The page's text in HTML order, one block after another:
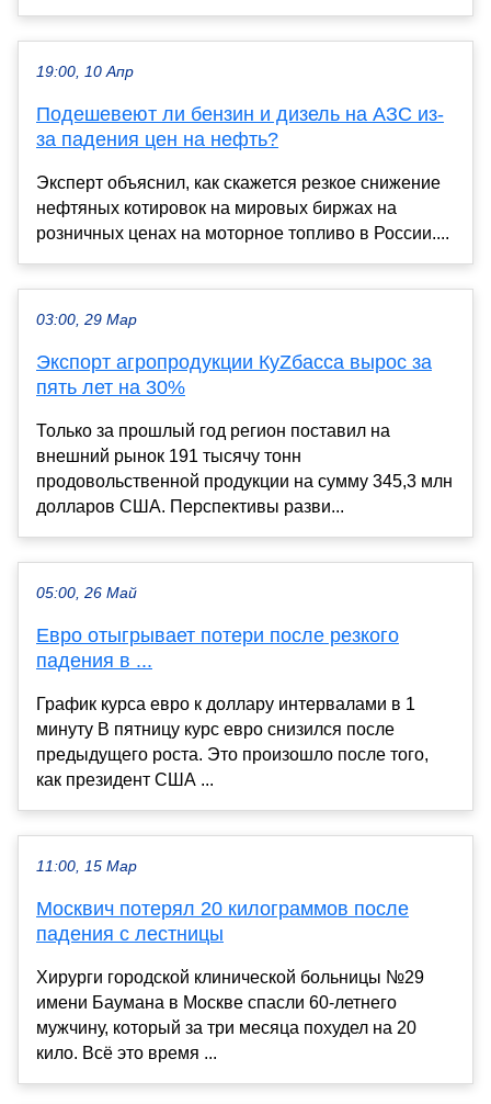
19:00, 10 Апр
Подешевеют ли бензин и дизель на АЗС из-
за падения цен на нефть?
Эксперт объяснил, как скажется резкое снижение
нефтяных котировок на мировых биржах на
розничных ценах на моторное топливо в России....
03:00, 29 Мар
Экспорт агропродукции КуZбасса вырос за
пять лет на 30%
Только за прошлый год регион поставил на
внешний рынок 191 тысячу тонн
продовольственной продукции на сумму 345,3 млн
долларов США. Перспективы разви...
05:00, 26 Май
Евро отыгрывает потери после резкого
падения в ...
График курса евро к доллару интервалами в 1
минуту В пятницу курс евро снизился после
предыдущего роста. Это произошло после того,
как президент США ...
11:00, 15 Мар
Москвич потерял 20 килограммов после
падения с лестницы
Хирурги городской клинической больницы №29
имени Баумана в Москве спасли 60-летнего
мужчину, который за три месяца похудел на 20
кило. Всё это время ...